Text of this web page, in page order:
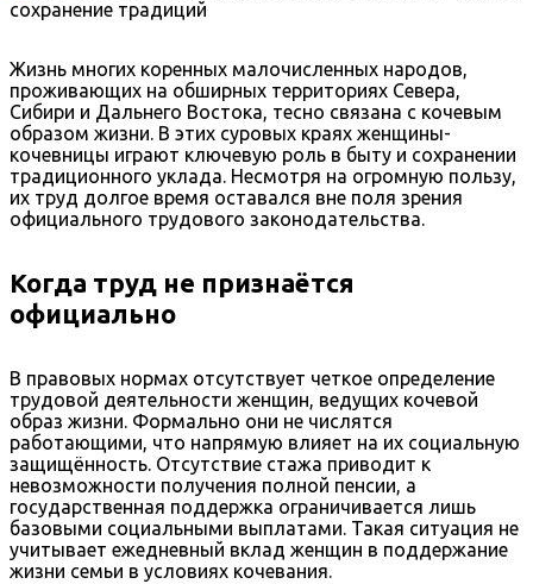
Жизнь многих коренных малочисленных народов,
проживающих на обширных территориях Севера,
Сибири и Дальнего Востока, тесно связана с кочевым
образом жизни. В этих суровых краях женщины-
кочевницы играют ключевую роль в быту и сохранении
традиционного уклада. Несмотря на огромную пользу,
их труд долгое время оставался вне поля зрения
официального трудового законодательства.
Когда труд не признаётся
официально
В правовых нормах отсутствует четкое определение
трудовой деятельности женщин, ведущих кочевой
образ жизни. Формально они не числятся
работающими, что напрямую влияет на их социальную
защищённость. Отсутствие стажа приводит к
невозможности получения полной пенсии, а
государственная поддержка ограничивается лишь
базовыми социальными выплатами. Такая ситуация не
учитывает ежедневный вклад женщин в поддержание
жизни семьи в условиях кочевания.